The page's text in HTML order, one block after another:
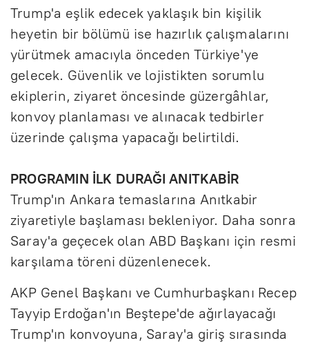
Trump'a eşlik edecek yaklaşık bin kişilik
heyetin bir bölümü ise hazırlık çalışmalarını
yürütmek amacıyla önceden Türkiye'ye
gelecek. Güvenlik ve lojistikten sorumlu
ekiplerin, ziyaret öncesinde güzergâhlar,
konvoy planlaması ve alınacak tedbirler
üzerinde çalışma yapacağı belirtildi.
PROGRAMIN İLK DURAĞI ANITKABİR
Trump'ın Ankara temaslarına Anıtkabir
ziyaretiyle başlaması bekleniyor. Daha sonra
Saray'a geçecek olan ABD Başkanı için resmi
karşılama töreni düzenlenecek.
AKP Genel Başkanı ve Cumhurbaşkanı Recep
Tayyip Erdoğan'ın Beştepe'de ağırlayacağı
Trump'ın konvoyuna, Saray'a giriş sırasında